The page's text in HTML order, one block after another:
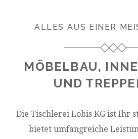
ALLES AUS EINER
MÖBELBAU,
UND
Die Tischlerei Lobis KG ist Ihr
bietet umfangreiche